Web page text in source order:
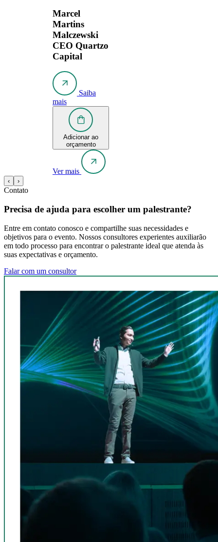
Marcel
Martins
Malczewski
CEO Quartzo
Capital
Saiba
mais
Adicionar ao
orçamento
Ver mais
‹ ›
Contato
Precisa de ajuda para escolher um palestrante?
Entre em contato conosco e compartilhe suas necessidades e
objetivos para o evento. Nossos consultores experientes auxiliarão
em todo processo para encontrar o palestrante ideal que atenda às
suas expectativas e orçamento.
Falar com um consultor